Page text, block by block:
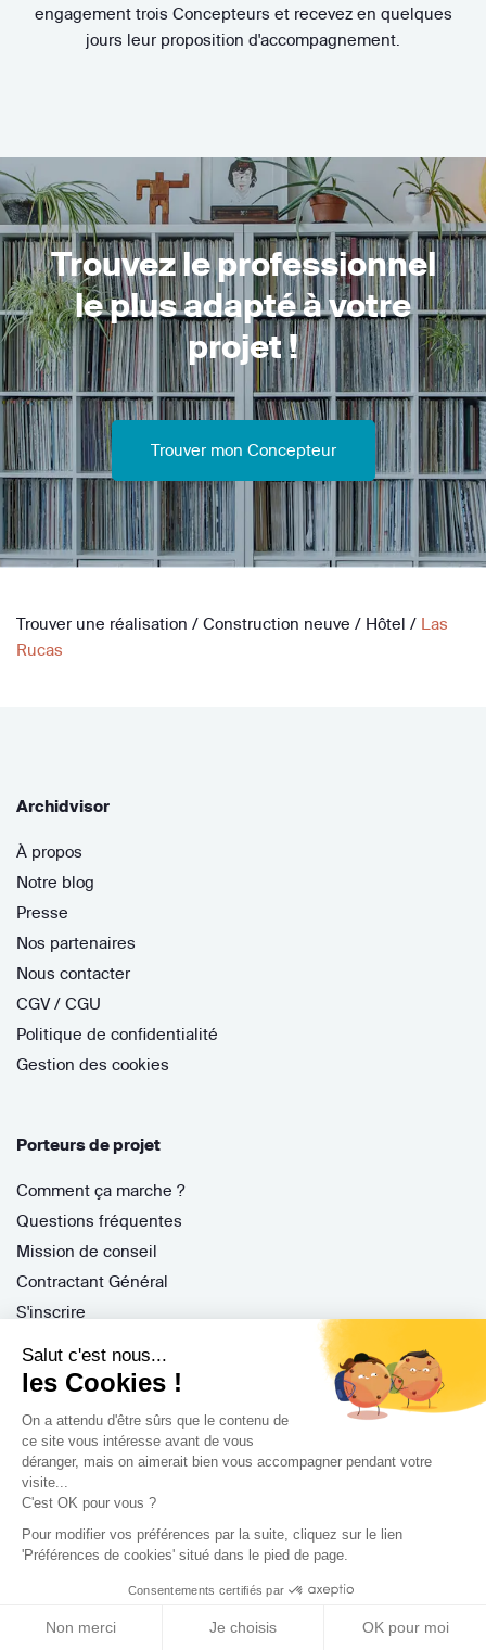
Salut c'est nous...
les Cookies !
On a attendu d'être sûrs que le contenu de
ce site vous intéresse avant de vous
déranger, mais on aimerait bien vous accompagner pendant votre
visite...
C'est OK pour vous ?
Pour modifier vos préférences par la suite, cliquez sur le lien
'Préférences de cookies' situé dans le pied de page.
Consentements certifiés par
Non merci Je choisis OK pour moi
engagement trois Concepteurs et recevez en quelques
jours leur proposition d'accompagnement.
Trouvez le professionnel
le plus adapté à votre
projet !
Trouver mon Concepteur
Trouver une réalisation / Construction neuve / Hôtel / Las
Rucas
Archidvisor
À propos
Notre blog
Presse
Nos partenaires
Nous contacter
CGV / CGU
Politique de confidentialité
Gestion des cookies
Porteurs de projet
Comment ça marche ?
Questions fréquentes
Mission de conseil
Contractant Général
S'inscrire
Nos guides
Nos avis
Je suis architecte